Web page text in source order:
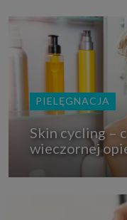
PIELĘGNACJA
Skin cycling –
wieczornej